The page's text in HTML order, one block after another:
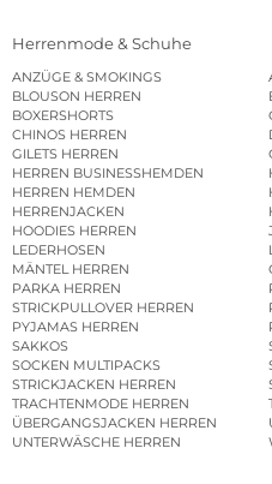
Herrenmode & Schuhe
ANZÜGE & SMOKINGS
BLOUSON HERREN
BOXERSHORTS
CHINOS HERREN
GILETS HERREN
HERREN BUSINESSHEMDEN
HERREN HEMDEN
HERRENJACKEN
HOODIES HERREN
LEDERHOSEN
MÄNTEL HERREN
PARKA HERREN
STRICKPULLOVER HERREN
PYJAMAS HERREN
SAKKOS
SOCKEN MULTIPACKS
STRICKJACKEN HERREN
TRACHTENMODE HERREN
ÜBERGANGSJACKEN HERREN
UNTERWÄSCHE HERREN